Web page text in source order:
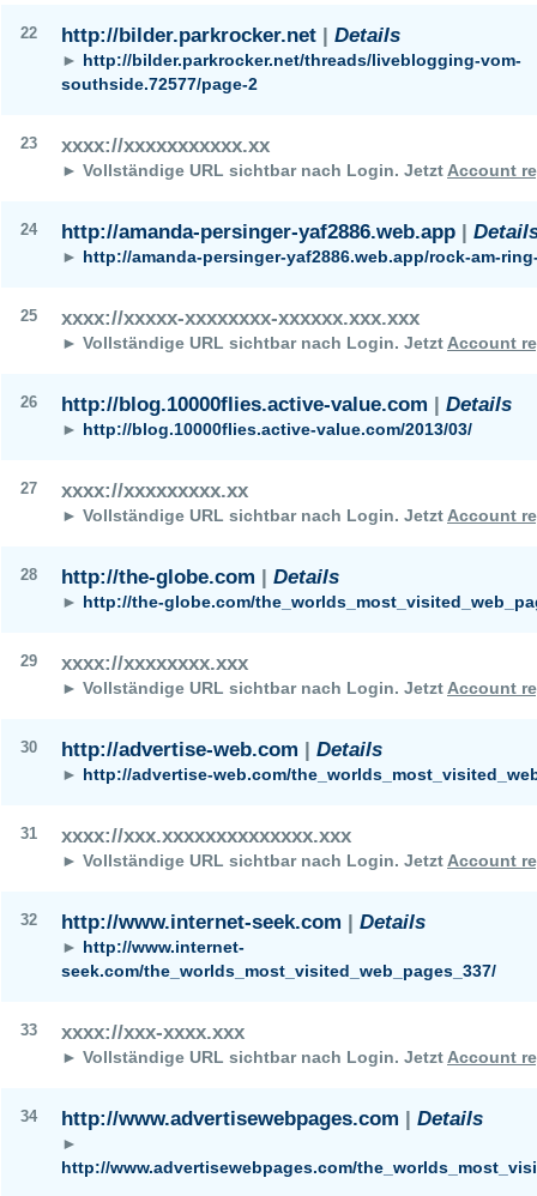
22 http://bilder.parkrocker.net | Details
► http://bilder.parkrocker.net/threads/liveblogging-vom-
southside.72577/page-2
23 xxxx://xxxxxxxxxxx.xx
► Vollständige URL sichtbar nach Login. Jetzt Account
24 http://amanda-persinger-yaf2886.web.app |
► http://amanda-persinger-yaf2886.web.app/rock-am-
25 xxxx://xxxxx-xxxxxxxx-xxxxxx.xxx.xxx
► Vollständige URL sichtbar nach Login. Jetzt Account
26 http://blog.10000flies.active-value.com | Details
► http://blog.10000flies.active-value.com/2013/03/
27 xxxx://xxxxxxxxx.xx
► Vollständige URL sichtbar nach Login. Jetzt Account
28 http://the-globe.com | Details
► http://the-globe.com/
29 xxxx://xxxxxxxx.xxx
► Vollständige URL sichtbar nach Login. Jetzt Account
30 http://advertise-web.com | Details
► http://advertise-web.com/
31 xxxx://xxx.xxxxxxxxxxxxxx.xxx
► Vollständige URL sichtbar nach Login. Jetzt Account
32 http://www.internet-seek.com | Details
► http://www.internet-
seek.com/the_worlds_most_visited_web_pages_337/
33 xxxx://xxx-xxxx.xxx
► Vollständige URL sichtbar nach Login. Jetzt Account
34 http://www.advertisewebpages.com | Details
►
http://www.advertisewebpages.com/